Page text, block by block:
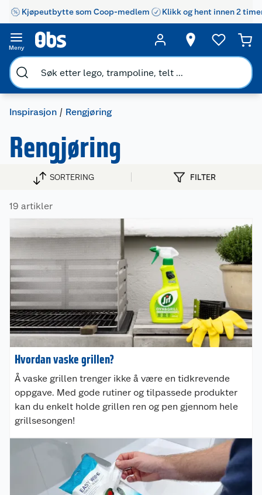
Kjøpeutbytte som Coop-medlem Klikk og hent innen 2
Meny
Inspirasjon Rengjøring
Rengjøring
SORTERING FILTER
19 artikler
Hvordan vaske grillen?
Å vaske grillen trenger ikke å være en tidkrevende
oppgave. Med gode rutiner og tilpassede produkter
kan du enkelt holde grillen ren og pen gjennom hele
grillsesongen!